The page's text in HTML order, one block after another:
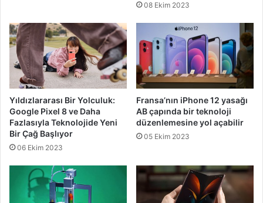
08 Ekim 2023
Yıldızlararası Bir Yolculuk:
Google Pixel 8 ve Daha
Fazlasıyla Teknolojide Yeni
Bir Çağ Başlıyor
06 Ekim 2023
Fransa’nın iPhone 12 yasağı
AB çapında bir teknoloji
düzenlemesine yol açabilir
05 Ekim 2023